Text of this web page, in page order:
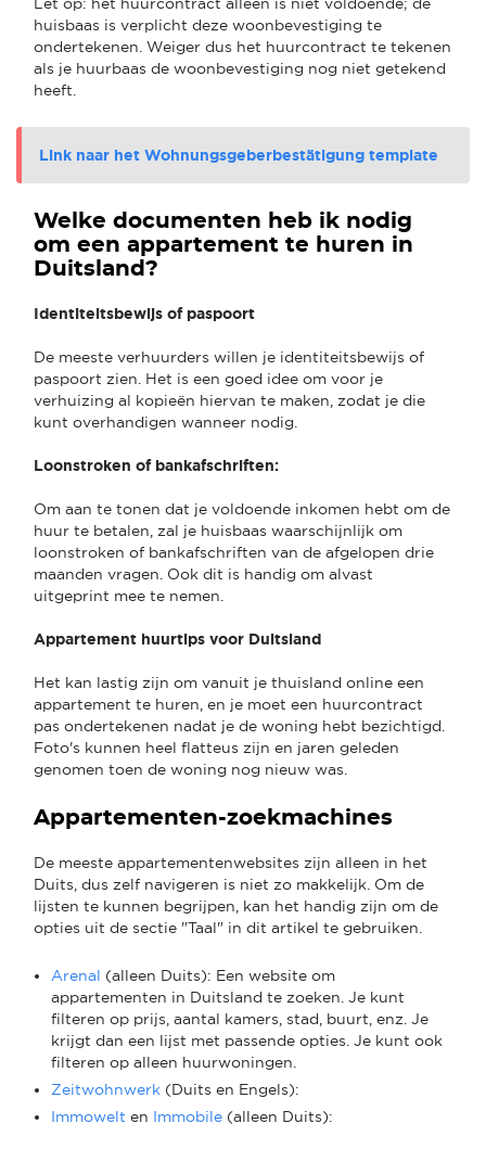
huisbaas is verplicht deze woonbevestiging te
ondertekenen. Weiger dus het huurcontract te tekenen
als je huurbaas de woonbevestiging nog niet getekend
heeft.
Link naar het Wohnungsgeberbestätigung template
Welke documenten heb ik nodig
om een appartement te huren in
Duitsland?
Identiteitsbewijs of paspoort
De meeste verhuurders willen je identiteitsbewijs of
paspoort zien. Het is een goed idee om voor je
verhuizing al kopieën hiervan te maken, zodat je die
kunt overhandigen wanneer nodig.
Loonstroken of bankafschriften:
Om aan te tonen dat je voldoende inkomen hebt om de
huur te betalen, zal je huisbaas waarschijnlijk om
loonstroken of bankafschriften van de afgelopen drie
maanden vragen. Ook dit is handig om alvast
uitgeprint mee te nemen.
Appartement huurtips voor Duitsland
Het kan lastig zijn om vanuit je thuisland online een
appartement te huren, en je moet een huurcontract
pas ondertekenen nadat je de woning hebt bezichtigd.
Foto's kunnen heel flatteus zijn en jaren geleden
genomen toen de woning nog nieuw was.
Appartementen-zoekmachines
De meeste appartementenwebsites zijn alleen in het
Duits, dus zelf navigeren is niet zo makkelijk. Om de
lijsten te kunnen begrijpen, kan het handig zijn om de
opties uit de sectie "Taal" in dit artikel te gebruiken.
Arenal (alleen Duits): Een website om
appartementen in Duitsland te zoeken. Je kunt
filteren op prijs, aantal kamers, stad, buurt, enz. Je
krijgt dan een lijst met passende opties. Je kunt ook
filteren op alleen huurwoningen.
Zeitwohnwerk (Duits en Engels):
Immowelt en Immobile (alleen Duits):